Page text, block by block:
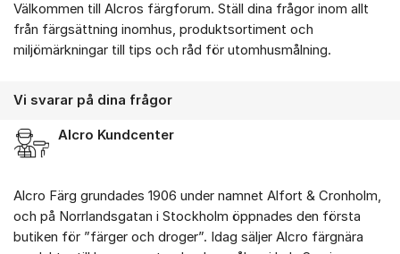
Om forumet
Välkommen till Alcros färgforum. Ställ dina frågor inom allt
från färgsättning inomhus, produktsortiment och
miljömärkningar till tips och råd för utomhusmålning.
Vi svarar på dina frågor
Alcro Kundcenter
Alcro Färg grundades 1906 under namnet Alfort & Cronholm,
och på Norrlandsgatan i Stockholm öppnades den första
butiken för ”färger och droger”. Idag säljer Alcro färgnära